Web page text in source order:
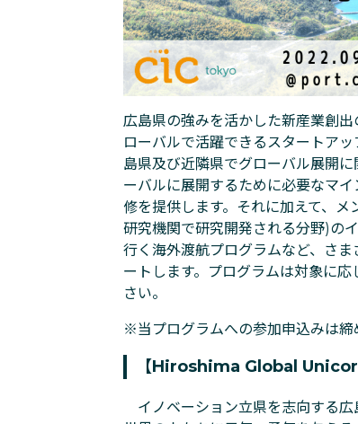
広島県の強みを活かした新産業創
ローバルで活躍できるスタートア
島県及び近隣県でグローバル展開
ーバルに展開するために必要なマ
修を提供します。それに加えて、
研究機関で研究開発される分野)の
行く海外渡航プログラムなど、さ
ートします。プログラムは対象に
さい。
※当プログラムへの参加申込みは締
【Hiroshima Global
イノベーション立県を志向する広